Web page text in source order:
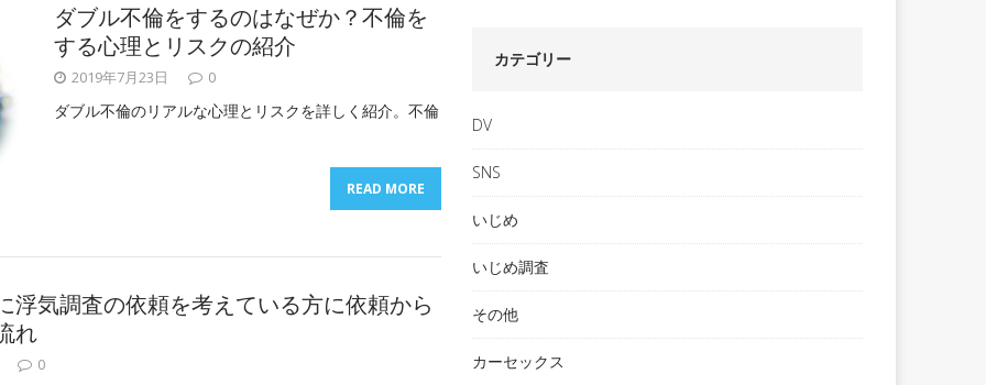
ダブル不倫をするのはなぜか？不倫を
する心理とリスクの紹介
2019年7月23日 0
ダブル不倫のリアルな心理とリスクを詳しく紹介。不倫
READ MORE
浮気調査の依頼を考えている方に依頼から
れ
0
カテゴリー
DV
SNS
いじめ
いじめ調査
その他
カーセックス